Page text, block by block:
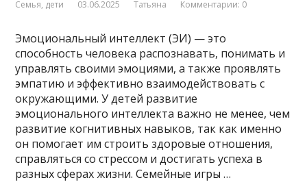
Семья, дети 03.06.2025 Татьяна Комментарии: 0
Эмоциональный интеллект (ЭИ) — это
способность человека распознавать, понимать и
управлять своими эмоциями, а также проявлять
эмпатию и эффективно взаимодействовать с
окружающими. У детей развитие
эмоционального интеллекта важно не менее, чем
развитие когнитивных навыков, так как именно
он помогает им строить здоровые отношения,
справляться со стрессом и достигать успеха в
разных сферах жизни. Семейные игры …